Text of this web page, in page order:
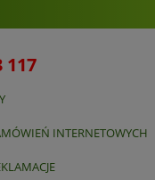
117
INTERNETOWYCH